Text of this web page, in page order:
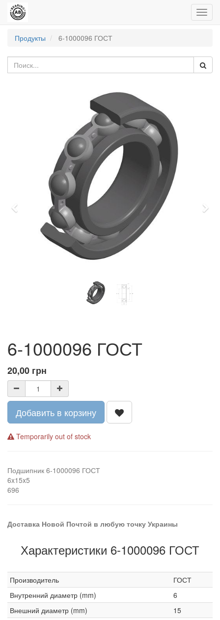
Продукты
6-1000096 ГОСТ
Previous
6-1000096 ГОСТ
20,00 грн
Добавить в корзину
Temporarily out of stock
Подшипник 6-1000096 ГОСТ
6x15x5
696
Доставка Новой Почтой в любую точку Украины
Характеристики 6-1000096 ГОСТ
Производитель
ГОСТ
Внутренний диаметр (mm)
6
Внешний диаметр (mm)
15